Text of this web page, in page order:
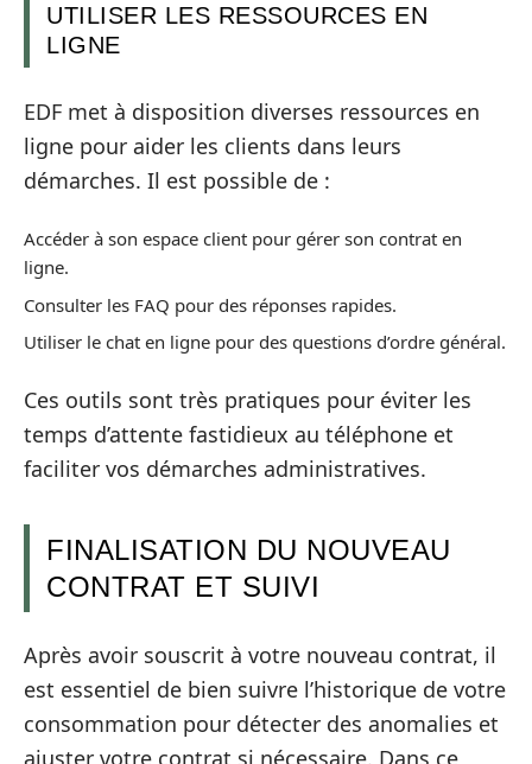
UTILISER LES RESSOURCES EN
LIGNE
EDF met à disposition diverses ressources en
ligne pour aider les clients dans leurs
démarches. Il est possible de :
Accéder à son espace client pour gérer son contrat en
ligne.
Consulter les FAQ pour des réponses rapides.
Utiliser le chat en ligne pour des questions d’ordre général.
Ces outils sont très pratiques pour éviter les
temps d’attente fastidieux au téléphone et
faciliter vos démarches administratives.
FINALISATION DU NOUVEAU
CONTRAT ET SUIVI
Après avoir souscrit à votre nouveau contrat, il
est essentiel de bien suivre l’historique de votre
consommation pour détecter des anomalies et
ajuster votre contrat si nécessaire. Dans ce